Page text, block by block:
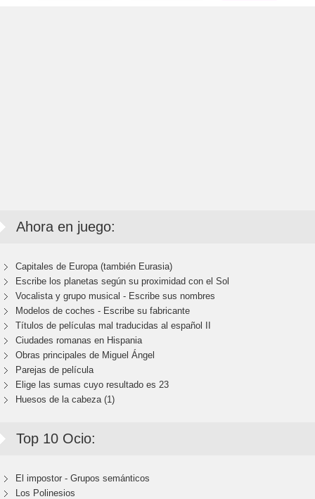
Ahora en juego:
Capitales de Europa (también Eurasia)
Escribe los planetas según su proximidad con el Sol
Vocalista y grupo musical - Escribe sus nombres
Modelos de coches - Escribe su fabricante
Títulos de películas mal traducidas al español II
Ciudades romanas en Hispania
Obras principales de Miguel Ángel
Parejas de película
Elige las sumas cuyo resultado es 23
Huesos de la cabeza (1)
Top 10 Ocio:
El impostor - Grupos semánticos
Los Polinesios